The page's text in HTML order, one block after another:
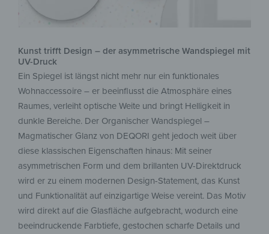
Kunst trifft Design – der asymmetrische Wandspiegel mit
UV-Druck
Ein Spiegel ist längst nicht mehr nur ein funktionales
Wohnaccessoire – er beeinflusst die Atmosphäre eines
Raumes, verleiht optische Weite und bringt Helligkeit in
dunkle Bereiche. Der Organischer Wandspiegel –
Magmatischer Glanz von DEQORI geht jedoch weit über
diese klassischen Eigenschaften hinaus: Mit seiner
asymmetrischen Form und dem brillanten UV-Direktdruck
wird er zu einem modernen Design-Statement, das Kunst
und Funktionalität auf einzigartige Weise vereint. Das Motiv
wird direkt auf die Glasfläche aufgebracht, wodurch eine
beeindruckende Farbtiefe, gestochen scharfe Details und